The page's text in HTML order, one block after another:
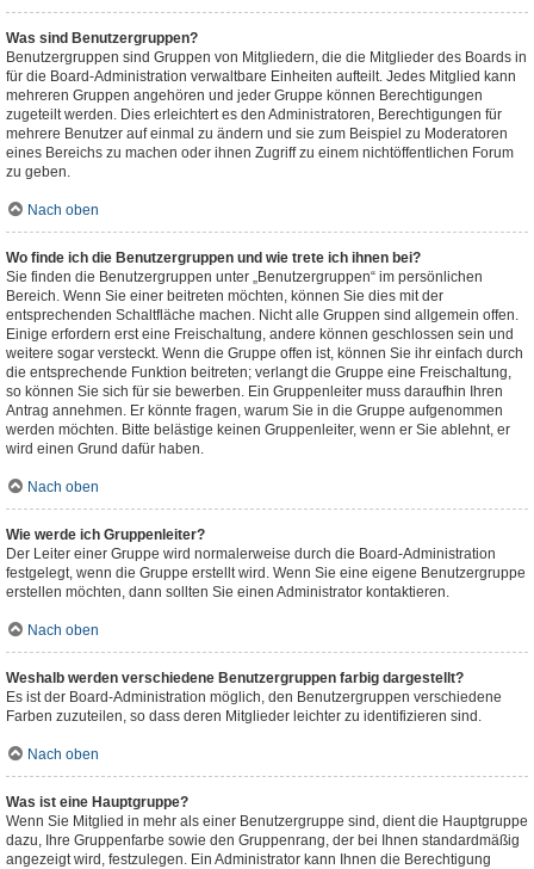
Was sind Benutzergruppen?
Benutzergruppen sind Gruppen von Mitgliedern, die die Mitglieder des Boards in
für die Board-Administration verwaltbare Einheiten aufteilt. Jedes Mitglied kann
mehreren Gruppen angehören und jeder Gruppe können Berechtigungen
zugeteilt werden. Dies erleichtert es den Administratoren, Berechtigungen für
mehrere Benutzer auf einmal zu ändern und sie zum Beispiel zu Moderatoren
eines Bereichs zu machen oder ihnen Zugriff zu einem nichtöffentlichen Forum
zu geben.
Nach oben
Wo finde ich die Benutzergruppen und wie trete ich ihnen bei?
Sie finden die Benutzergruppen unter „Benutzergruppen“ im persönlichen
Bereich. Wenn Sie einer beitreten möchten, können Sie dies mit der
entsprechenden Schaltfläche machen. Nicht alle Gruppen sind allgemein offen.
Einige erfordern erst eine Freischaltung, andere können geschlossen sein und
weitere sogar versteckt. Wenn die Gruppe offen ist, können Sie ihr einfach durch
die entsprechende Funktion beitreten; verlangt die Gruppe eine Freischaltung,
so können Sie sich für sie bewerben. Ein Gruppenleiter muss daraufhin Ihren
Antrag annehmen. Er könnte fragen, warum Sie in die Gruppe aufgenommen
werden möchten. Bitte belästige keinen Gruppenleiter, wenn er Sie ablehnt, er
wird einen Grund dafür haben.
Nach oben
Wie werde ich Gruppenleiter?
Der Leiter einer Gruppe wird normalerweise durch die Board-Administration
festgelegt, wenn die Gruppe erstellt wird. Wenn Sie eine eigene Benutzergruppe
erstellen möchten, dann sollten Sie einen Administrator kontaktieren.
Nach oben
Weshalb werden verschiedene Benutzergruppen farbig dargestellt?
Es ist der Board-Administration möglich, den Benutzergruppen verschiedene
Farben zuzuteilen, so dass deren Mitglieder leichter zu identifizieren sind.
Nach oben
Was ist eine Hauptgruppe?
Wenn Sie Mitglied in mehr als einer Benutzergruppe sind, dient die Hauptgruppe
dazu, Ihre Gruppenfarbe sowie den Gruppenrang, der bei Ihnen standardmäßig
angezeigt wird, festzulegen. Ein Administrator kann Ihnen die Berechtigung